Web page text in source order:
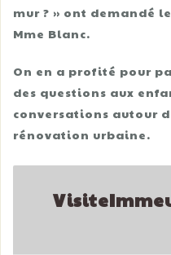
mur ? » ont demandé
Mme Blanc.
On en a profité pour
des questions aux
conversations autour
rénovation urbaine.